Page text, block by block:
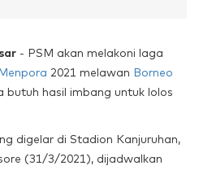
- PSM akan melakoni laga
2021 melawan Borneo
butuh hasil imbang untuk lolos
digelar di Stadion Kanjuruhan,
(31/3/2021), dijadwalkan